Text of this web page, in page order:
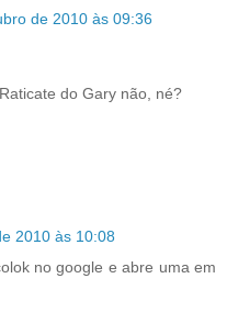
de 2010 às 09:36
do Gary não, né?
2010 às 10:08
no google e abre uma em